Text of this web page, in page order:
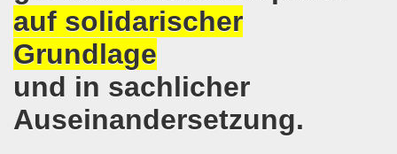
auf solidarischer
Grundlage
und in sachlicher
Auseinandersetzung.
Bewegung am 10.12.2018 mit gelben Westen und
feiert am 10.12.2018 die 700. Bürgerbewegung
Bewegung Gelsenkirchen mit Frank Oettler